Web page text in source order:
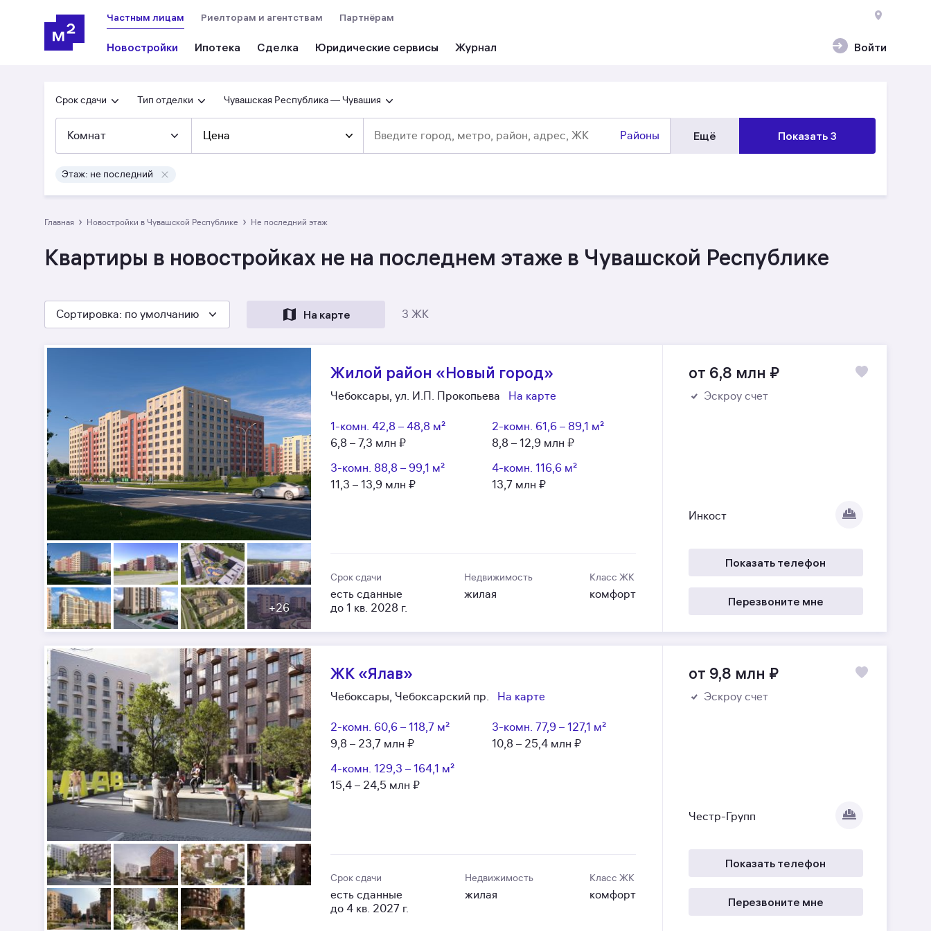
Войти
Частным лицам
Новостройки Ипотека Сделка Юридические сервисы
Риелторам и агентствам Партнёрам
Срок сдачи Тип отделки Чувашская Республика — Чувашия
Комнат Цена Районы Ещё Показать 3
Этаж: не последний
Главная › Новостройки в Чувашской Республике › не последний этаж
Квартиры в новостройках не на последнем этаже в Чувашской Республике
Сортировка: по умолчанию На карте 3 ЖК
+26
Жилой район «Новый город»
Чебоксары, ул. И.П. Прокопьева На карте
1-комн. 42,8 – 48,8 м²
6,8 – 7,3 млн ₽
2-комн. 61,6 – 89,1 м²
8,8 – 12,9 млн ₽
3-комн. 88,8 – 99,1 м²
11,3 – 13,9 млн ₽
4-комн. 116,6 м²
13,7 млн ₽
Срок сдачи
есть сданные
до 1 кв. 2028 г.
Недвижимость
жилая
Класс ЖК
комфорт
от 6,8 млн ₽
Эскроу счет
Инкост
Показать телефон
Перезвоните мне
ЖК «Ялав»
Чебоксары, Чебоксарский пр. На карте
2-комн. 60,6 – 118,7 м²
9,8 – 23,7 млн ₽
3-комн. 77,9 – 127,1 м²
10,8 – 25,4 млн ₽
4-комн. 129,3 – 164,1 м²
15,4 – 24,5 млн ₽
Срок сдачи
есть сданные
до 4 кв. 2027 г.
Недвижимость
жилая
Класс ЖК
комфорт
от 9,8 млн ₽
Эскроу счет
Честр-Групп
Показать телефон
Перезвоните мне